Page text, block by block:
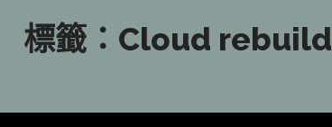
標籤： Cloud rebuild